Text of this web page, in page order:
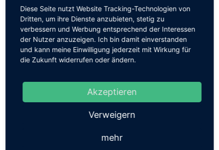
Sonstige Gebühren
Tagesgast/Besucher Erwachsene
3,00
Diese Seite nutzt Website Tracking-Technologien von
Dritten, um ihre Dienste anzubieten, stetig zu
verbessern und Werbung entsprechend der Interessen
der Nutzer anzuzeigen. Ich bin damit einverstanden
und kann meine Einwilligung jederzeit mit Wirkung für
die Zukunft widerrufen oder ändern.
Akzeptieren
Verweigern
mehr